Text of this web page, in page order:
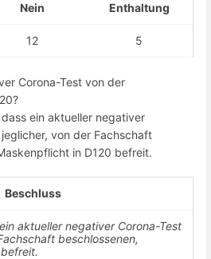
Nein Enthaltung
12 5
Corona-Test von der
ein aktueller negativer
von der Fachschaft
in D120 befreit.
Beschluss
aktueller negativer Corona-Test
beschlossenen,